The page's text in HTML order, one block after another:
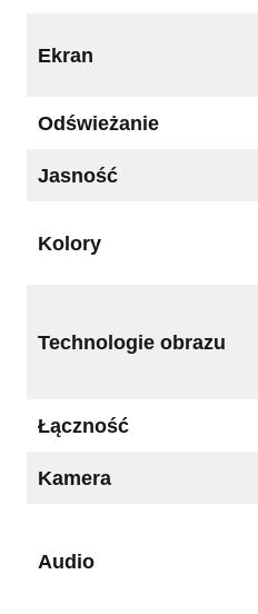
Ekran
Odświeżanie
Jasność
Kolory
Technologie obrazu
Łączność
Kamera
Audio